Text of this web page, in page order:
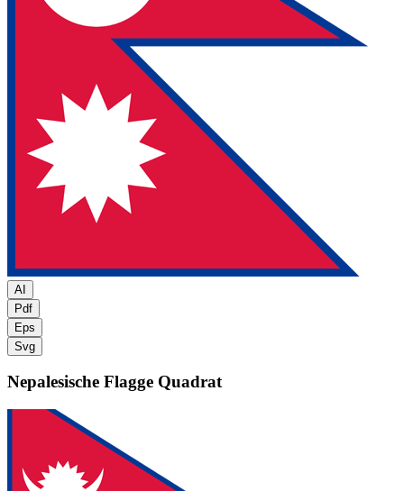
AI
Pdf
Eps
Svg
Nepalesische Flagge Quadrat